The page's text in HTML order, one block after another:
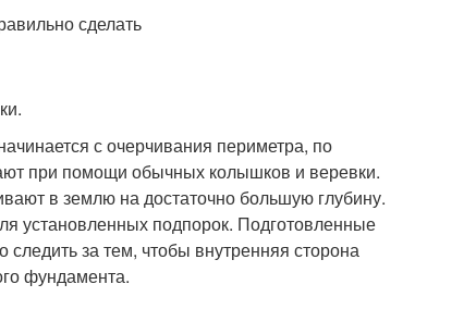
с очерчивания периметра, по
при помощи обычных колышков и веревки.
в землю на достаточно большую глубину.
установленных подпорок. Подготовленные
за тем, чтобы внутренняя сторона
фундамента.